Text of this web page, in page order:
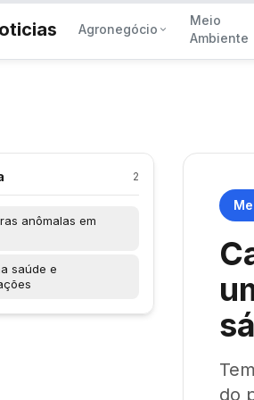
Agronegócio
Meio
Ambiente
2
anômalas em
saúde e
do